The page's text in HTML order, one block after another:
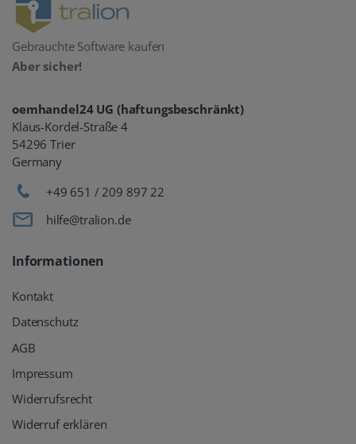
Gebrauchte Software kaufen
Aber sicher!
oemhandel24 UG (haftungsbeschränkt)
Klaus-Kordel-Straße 4
54296 Trier
Germany
+49 651 / 209 897 22
hilfe@tralion.de
Informationen
Kontakt
Datenschutz
AGB
Impressum
Widerrufsrecht
Widerruf erklären